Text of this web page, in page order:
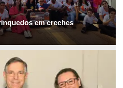
em creches